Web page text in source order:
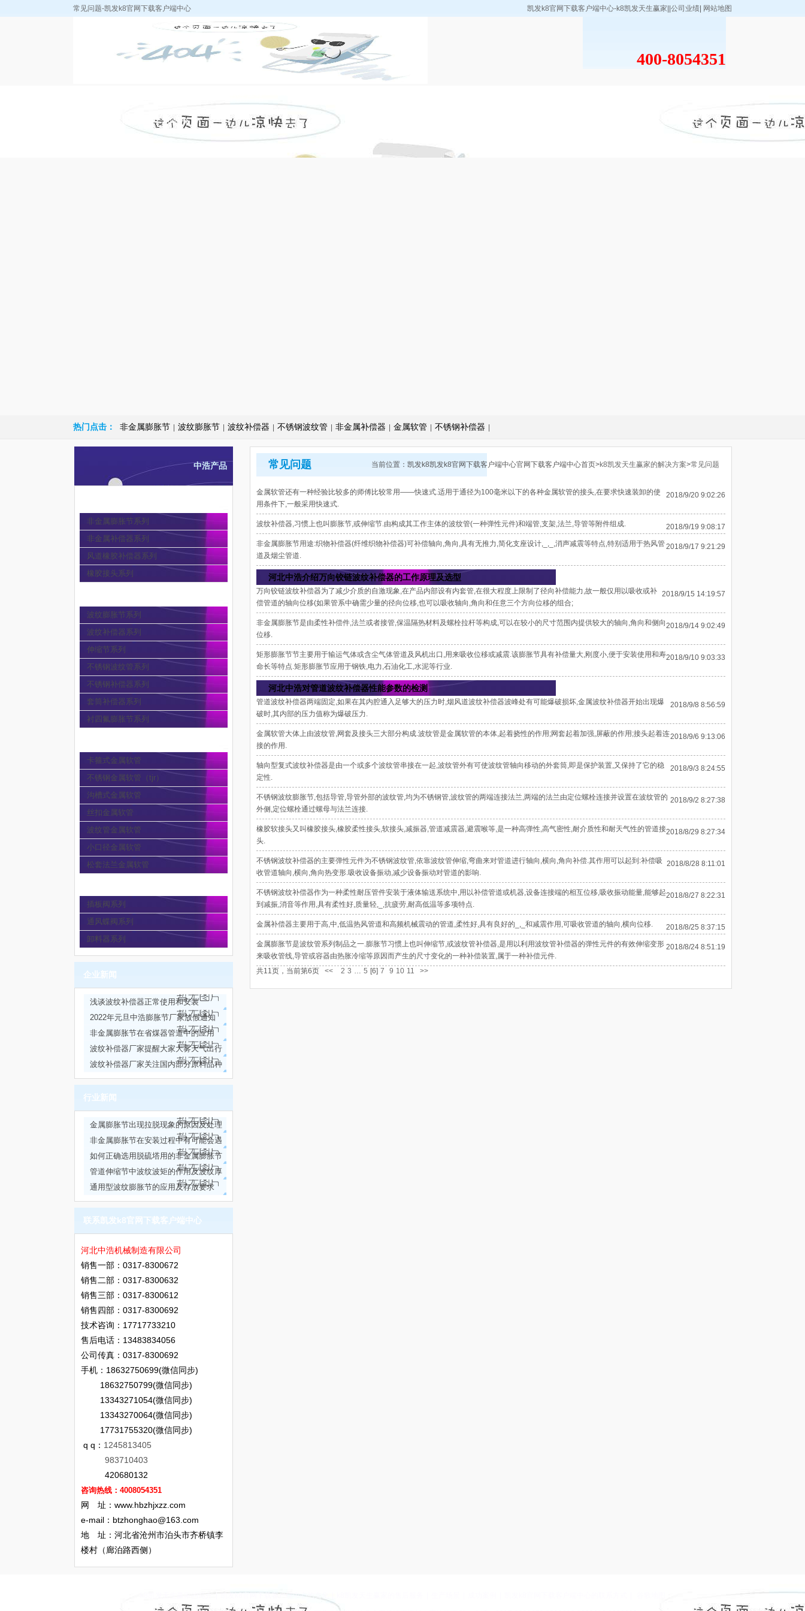
常见问题-凯发k8官网下载客户端中心 凯发k8官网下载客户端中心-k8凯发天生赢家 公司业绩 网站地图
400-8054351
的简介
热门点击： 非金属膨胀节 波纹膨胀节 波纹补偿器 不锈钢波纹管 非金属补偿器 金属软管 不锈钢补偿器
常见问题 当前位置： 凯发k8凯发k8官网下载客户端中心官网下载客户端中心首页>k8凯发天生赢家的解决方案>常见问题
2018/9/20 9:02:26
金属软管还有一种经验比较多的师傅比较常用——快速式.适用于通径为100毫米以下的各种金属软管的接头,在要求快速装卸的使
用条件下,一般采用快速式.
2018/9/19 9:08:17
波纹补偿器,习惯上也叫膨胀节,或伸缩节.由构成其工作主体的波纹管(一种弹性元件)和端管,支架,法兰,导管等附件组成.
2018/9/17 9:21:29
非金属膨胀节用途:织物补偿器(纤维织物补偿器)可补偿轴向,角向,具有无推力,简化支座设计,_,_,消声减震等特点,特别适用于热风管
道及烟尘管道.
河北中浩介绍万向铰链波纹补偿器的工作原理及选型
2018/9/15 14:19:57
万向铰链波纹补偿器为了减少介质的自激现象,在产品内部设有内套管,在很大程度上限制了径向补偿能力,故一般仅用以吸收或补
偿管道的轴向位移(如果管系中确需少量的径向位移,也可以吸收轴向,角向和任意三个方向位移的组合;
2018/9/14 9:02:49
非金属膨胀节是由柔性补偿件,法兰或者接管,保温隔热材料及螺栓拉杆等构成,可以在较小的尺寸范围内提供较大的轴向,角向和侧向
位移.
2018/9/10 9:03:33
矩形膨胀节节主要用于输运气体或含尘气体管道及风机出口,用来吸收位移或减震.该膨胀节具有补偿量大,刚度小,便于安装使用和寿
命长等特点.矩形膨胀节应用于钢铁,电力,石油化工,水泥等行业.
河北中浩对管道波纹补偿器性能参数的检测
2018/9/8 8:56:59
管道波纹补偿器两端固定,如果在其内腔通入足够大的压力时,烟风道波纹补偿器波峰处有可能爆破损坏,金属波纹补偿器开始出现爆
破时,其内部的压力值称为爆破压力.
2018/9/6 9:13:06
金属软管大体上由波纹管,网套及接头三大部分构成.波纹管是金属软管的本体,起着挠性的作用;网套起着加强,屏蔽的作用;接头起着连
接的作用.
2018/9/3 8:24:55
轴向型复式波纹补偿器是由一个或多个波纹管串接在一起,波纹管外有可使波纹管轴向移动的外套筒,即是保护装置,又保持了它的稳
定性.
2018/9/2 8:27:38
不锈钢波纹膨胀节,包括导管,导管外部的波纹管,均为不锈钢管,波纹管的两端连接法兰,两端的法兰由定位螺栓连接并设置在波纹管的
外侧,定位螺栓通过螺母与法兰连接.
2018/8/29 8:27:34
橡胶软接头又叫橡胶接头,橡胶柔性接头,软接头,减振器,管道减震器,避震喉等,是一种高弹性,高气密性,耐介质性和耐天气性的管道接
头.
2018/8/28 8:11:01
不锈钢波纹补偿器的主要弹性元件为不锈钢波纹管,依靠波纹管伸缩,弯曲来对管道进行轴向,横向,角向补偿.其作用可以起到:补偿吸
收管道轴向,横向,角向热变形.吸收设备振动,减少设备振动对管道的影响.
2018/8/27 8:22:31
不锈钢波纹补偿器作为一种柔性耐压管件安装于液体输送系统中,用以补偿管道或机器,设备连接端的相互位移,吸收振动能量,能够起
到减振,消音等作用,具有柔性好,质量轻,_,抗疲劳,耐高低温等多项特点.
2018/8/25 8:37:15
金属补偿器主要用于高,中,低温热风管道和高频机械震动的管道,柔性好,具有良好的_,_和减震作用,可吸收管道的轴向,横向位移.
2018/8/24 8:51:19
金属膨胀节是波纹管系列制品之一.膨胀节习惯上也叫伸缩节,或波纹管补偿器,是用以利用波纹管补偿器的弹性元件的有效伸缩变形
来吸收管线,导管或容器由热胀冷缩等原因而产生的尺寸变化的一种补偿装置,属于一种补偿元件.
共11页，当前第6页
<< 2 3 … 5 [6] 7 9 10 11 >>
中浩产品
非金属膨胀节系列
非金属补偿器系列
风道橡胶补偿器系列
橡胶接头系列
波纹膨胀节系列
波纹补偿器系列
伸缩节系列
不锈钢波纹管系列
不锈钢补偿器系列
套筒补偿器系列
衬四氟膨胀节系列
卡箍式金属软管
不锈钢金属软管（tjr）
沟槽式金属软管
丝扣金属软管
波纹管金属软管
小口径金属软管
松套法兰金属软管
插板阀系列
通风蝶阀系列
卸料器系列
企业新闻
浅谈波纹补偿器正常使用和安装
2022年元旦中浩膨胀节厂家放假通知
非金属膨胀节在省煤器管道中的应用
波纹补偿器厂家提醒大家大雾天气出行
注意安全
波纹补偿器厂家关注国内部分原料品种
价格走势
行业新闻
金属膨胀节出现拉脱现象的原因及处理
方法
非金属膨胀节在安装过程中有可能会遇
到的问题
如何正确选用脱硫塔用的非金属膨胀节
管道伸缩节中波纹波矩的作用及波纹厚
度的选择
通用型波纹膨胀节的应用及存放要求
联系凯发k8官网下载客户端中心
河北中浩机械制造有限公司
销售一部：0317-8300672
销售二部：0317-8300632
销售三部：0317-8300612
销售四部：0317-8300692
技术咨询：17717733210
售后电话：13483834056
公司传真：0317-8300692
手机：18632750699(微信同步)
18632750799(微信同步)
13343271054(微信同步)
13343270064(微信同步)
17731755320(微信同步)
q q： 1245813405
983710403
420680132
咨询热线：4008054351
网 址：www.hbzhjxzz.com
e-mail： btzhonghao@163.com
地 址：河北省沧州市泊头市齐桥镇李
楼村（廊泊路西侧）
| 凯发k8官网下载客户端中心的文化